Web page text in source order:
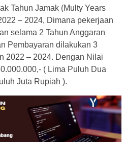
Tahun Jamak (Multy Years
– 2024, Dimana pekerjaan
selama 2 Tahun Anggaran
Pembayaran dilakukan 3
2022 – 2024. Dengan Nilai
( Lima Puluh Dua
Juta Rupiah ).